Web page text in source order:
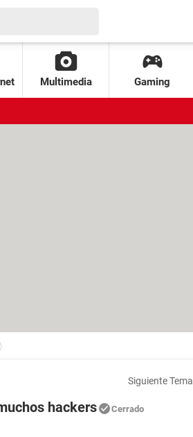
Multimedia Gaming
Siguiente Tema
hackers Cerrado